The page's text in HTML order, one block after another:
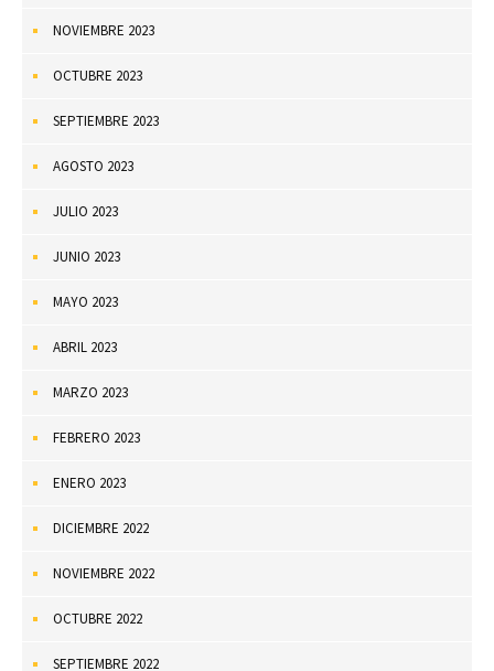
NOVIEMBRE 2023
OCTUBRE 2023
SEPTIEMBRE 2023
AGOSTO 2023
JULIO 2023
JUNIO 2023
MAYO 2023
ABRIL 2023
MARZO 2023
FEBRERO 2023
ENERO 2023
DICIEMBRE 2022
NOVIEMBRE 2022
OCTUBRE 2022
SEPTIEMBRE 2022